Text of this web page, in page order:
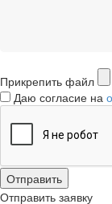
Прикрепить файл
Даю согласие на
Отправить заявку